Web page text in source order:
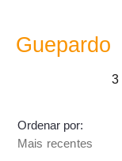
Guepardo
3
Ordenar por
Mais recentes
varal